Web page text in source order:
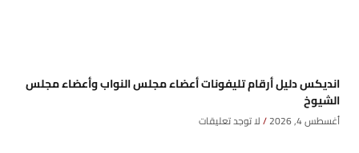
انديكس دليل أرقام تليفونات أعضاء مجلس النواب وأعضاء مجلس
الشيوخ
أغسطس 4, 2026 لا توجد تعليقات